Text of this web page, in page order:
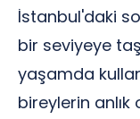
İstanbul'daki
bir seviyeye
yaşamda
bireylerin anlık